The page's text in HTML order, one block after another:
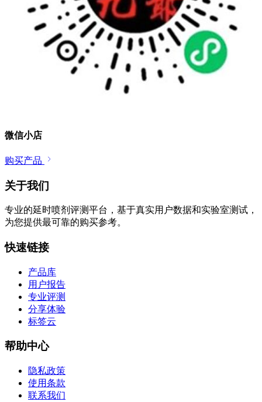
微信小店
购买产品
关于我们
专业的延时喷剂评测平台，基于真实用户数据和实验室测试，
为您提供最可靠的购买参考。
快速链接
产品库
用户报告
专业评测
分享体验
标签云
帮助中心
隐私政策
使用条款
联系我们